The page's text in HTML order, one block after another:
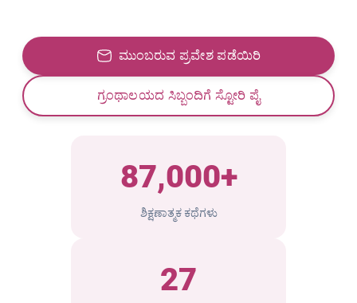
87,000+
ಶಿಕ್ಷಣಾತ್ಮಕ ಕಥೆಗಳು
27
ಮುಂಬರುವ ಪ್ರವೇಶ ಪಡೆಯಿರಿ
ಗ್ರಂಥಾಲಯದ ಸಿಬ್ಬಂದಿಗೆ ಸ್ಟೋರಿ ಪೈ